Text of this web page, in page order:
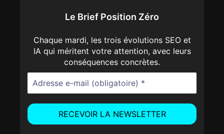
Le Brief Position Zéro
Chaque mardi, les trois évolutions SEO et
IA qui méritent votre attention, avec leurs
conséquences concrètes.